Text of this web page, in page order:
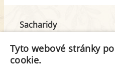
Sacharidy
z toho cukr
Tyto webové stránky
cookie.